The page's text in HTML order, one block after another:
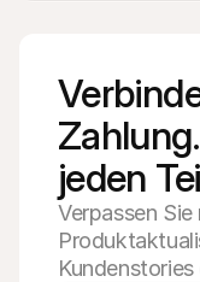
jeden
Verpassen